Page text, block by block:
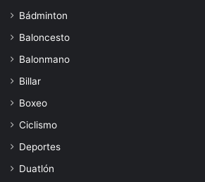
Bádminton
Baloncesto
Balonmano
Billar
Boxeo
Ciclismo
Deportes
Duatlón